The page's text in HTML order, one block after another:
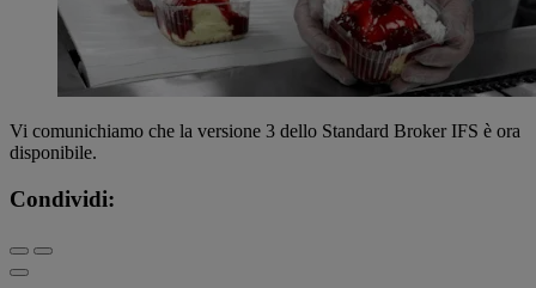
Vi comunichiamo che la versione 3 dello Standard Broker IFS è ora
disponibile.
Condividi: